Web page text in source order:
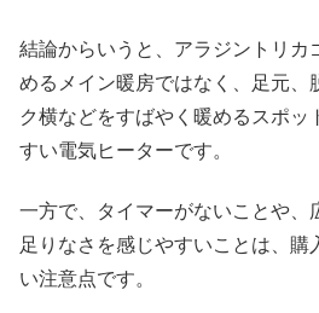
結論からいうと、アラジントリカ
めるメイン暖房ではなく、足元、
ク横などをすばやく暖めるスポッ
すい電気ヒーターです。
一方で、タイマーがないことや、
足りなさを感じやすいことは、購
い注意点です。